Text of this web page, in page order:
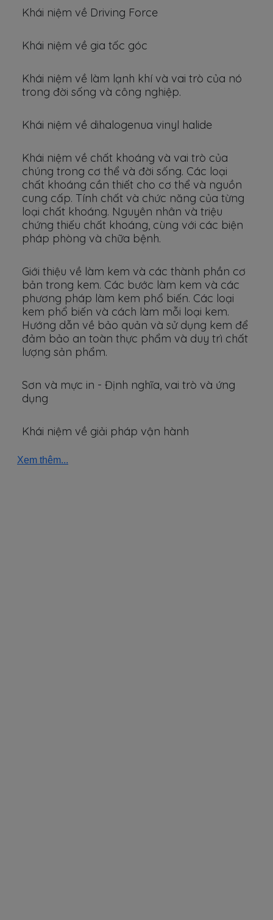
Khái niệm về Driving Force
Khái niệm về gia tốc góc
Khái niệm về làm lạnh khí và vai trò của nó
trong đời sống và công nghiệp.
Khái niệm về dihalogenua vinyl halide
Khái niệm về chất khoáng và vai trò của
chúng trong cơ thể và đời sống. Các loại
chất khoáng cần thiết cho cơ thể và nguồn
cung cấp. Tính chất và chức năng của từng
loại chất khoáng. Nguyên nhân và triệu
chứng thiếu chất khoáng, cùng với các biện
pháp phòng và chữa bệnh.
Giới thiệu về làm kem và các thành phần cơ
bản trong kem. Các bước làm kem và các
phương pháp làm kem phổ biến. Các loại
kem phổ biến và cách làm mỗi loại kem.
Hướng dẫn về bảo quản và sử dụng kem để
đảm bảo an toàn thực phẩm và duy trì chất
lượng sản phẩm.
Sơn và mực in - Định nghĩa, vai trò và ứng
dụng
Khái niệm về giải pháp vận hành
Xem thêm...